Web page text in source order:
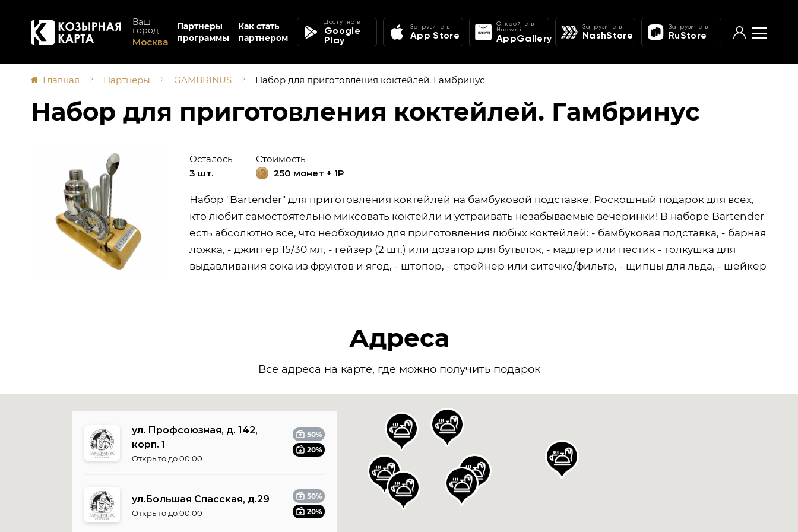
Ваш
город
Москва
Партнеры
программы
Как стать
партнером
Доступно в
Google
Play
Загрузите в
App Store
Откройте в
Huawei
AppGallery
Загрузите в
NashStore
Загрузите в
RuStore
Главная Партнеры GAMBRINUS Набор для приготовления коктейлей. Гамбринус
Набор для приготовления коктейлей. Гамбринус
Осталось
3 шт.
Стоимость
250 монет + 1P
Набор "Bartender" для приготовления коктейлей на бамбуковой подставке. Роскошный подарок для всех,
кто любит самостоятельно миксовать коктейли и устраивать незабываемые вечеринки! В наборе Bartender
есть абсолютно все, что необходимо для приготовления любых коктейлей: - бамбуковая подставка, - барная
ложка, - джиггер 15/30 мл, - гейзер (2 шт.) или дозатор для бутылок, - мадлер или пестик - толкушка для
выдавливания сока из фруктов и ягод, - штопор, - стрейнер или ситечко/фильтр, - щипцы для льда, - шейкер
Адреса
Все адреса на карте, где можно получить подарок
0
1
2
3
5
7
9
ул. Профсоюзная, д. 142,
корп. 1
Открыто до 00:00
50%
20%
ул.Большая Спасская, д.29
Открыто до 00:00
50%
20%